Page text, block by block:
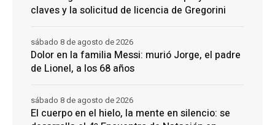
claves y la solicitud de licencia de Gregorini
Dolor en la familia Messi: murió Jorge, el padre
de Lionel, a los 68 años
sábado 8 de agosto de 2026
El cuerpo en el hielo, la mente en silencio: se
sábado 8 de agosto de 2026